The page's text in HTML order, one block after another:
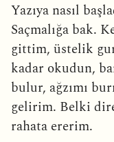
Yazıya nasıl
Saçmalığa bak.
gittim, üstelik
kadar okudun,
bulur, ağzımı
gelirim. Belki
rahata ererim.